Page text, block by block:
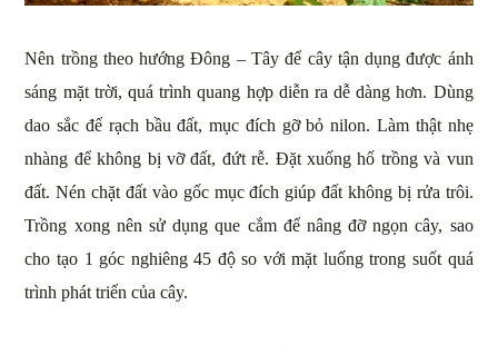
Nên trồng theo hướng Đông – Tây để cây tận dụng được ánh
sáng mặt trời, quá trình quang hợp diễn ra dễ dàng hơn. Dùng
dao sắc để rạch bầu đất, mục đích gỡ bỏ nilon. Làm thật nhẹ
nhàng để không bị vỡ đất, đứt rễ. Đặt xuống hố trồng và vun
đất. Nén chặt đất vào gốc mục đích giúp đất không bị rửa trôi.
Trồng xong nên sử dụng que cắm để nâng đỡ ngọn cây, sao
cho tạo 1 góc nghiêng 45 độ so với mặt luống trong suốt quá
trình phát triển của cây.